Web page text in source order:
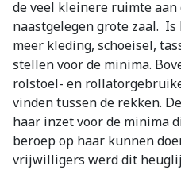
de veel kleinere ruimte
naastgelegen grote zaal.
meer kleding, schoeisel,
stellen voor de minima.
rolstoel- en
vinden tussen de rekken.
haar inzet voor de minima
beroep op haar kunnen
vrijwilligers werd dit